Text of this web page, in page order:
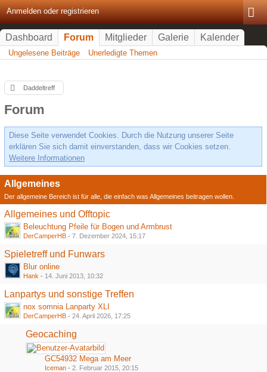
Anmelden oder registrieren
Dashboard Forum Mitglieder Galerie Kalender
Ungelesene Beiträge Unerledigte Themen
Daddeltreff
Forum
Diese Seite verwendet Cookies. Durch die Nutzung unserer Seite
erklären Sie sich damit einverstanden, dass wir Cookies setzen.
Weitere Informationen
Allgemeines
Der allgemeine Bereich ist für alle, die einfach was Allgemeines beitragen wollen.
Allgemeines und Offtopic
Beleuchtung Pfeile für Bogen und Armbrust
DerCamperHB - 7. Dezember 2024, 15:17
Spieletreff und Funwars
Blur online
Hank - 14. Juni 2013, 10:32
Lanpartys und sonstige Treffen
nox somnia Lanparty XLI
DerCamperHB - 24. April 2026, 17:25
Geocaching
GC54932 Mega am Meer
Iceman - 2. Februar 2015, 20:15